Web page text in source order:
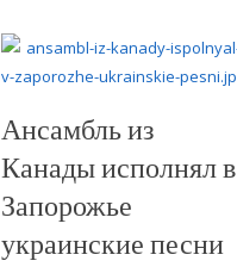
Ансамбль из
Канады исполнял в
Запорожье
украинские песни